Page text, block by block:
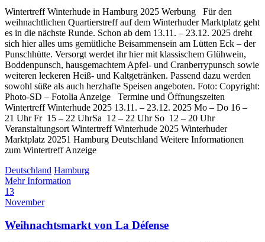
Wintertreff Winterhude in Hamburg 2025 Werbung Für den
weihnachtlichen Quartierstreff auf dem Winterhuder Marktplatz geht
es in die nächste Runde. Schon ab dem 13.11. – 23.12. 2025 dreht
sich hier alles ums gemütliche Beisammensein am Lütten Eck – der
Punschhütte. Versorgt werdet ihr hier mit klassischem Glühwein,
Boddenpunsch, hausgemachtem Apfel- und Cranberrypunsch sowie
weiteren leckeren Heiß- und Kaltgetränken. Passend dazu werden
sowohl süße als auch herzhafte Speisen angeboten. Foto: Copyright:
Photo-SD – Fotolia Anzeige Termine und Öffnungszeiten
Wintertreff Winterhude 2025 13.11. – 23.12. 2025 Mo – Do 16 –
21 Uhr Fr 15 – 22 UhrSa 12 – 22 Uhr So 12 – 20 Uhr
Veranstaltungsort Wintertreff Winterhude 2025 Winterhuder
Marktplatz 20251 Hamburg Deutschland Weitere Informationen
zum Wintertreff Anzeige
Deutschland Hamburg
Mehr Information
13
November
Weihnachtsmarkt von La Défense